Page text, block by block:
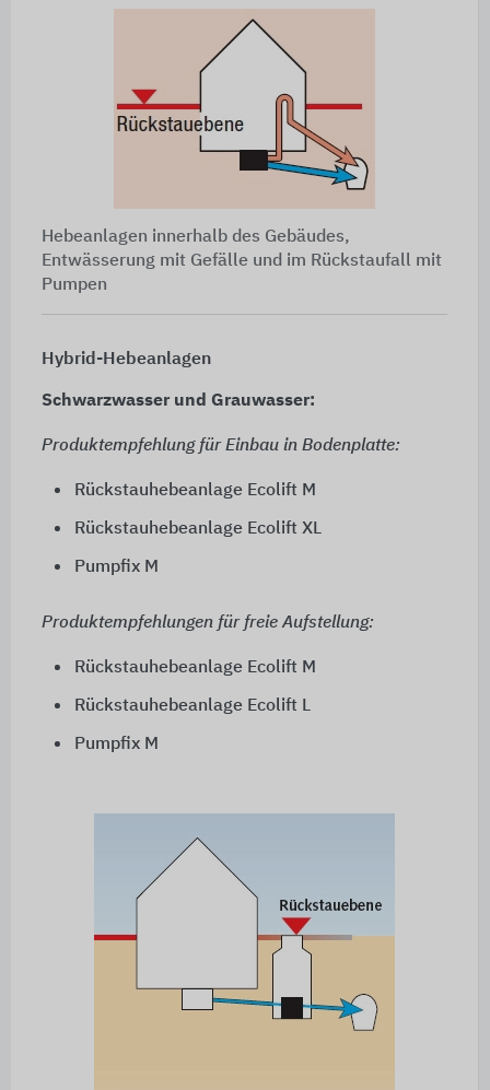
Hebeanlagen innerhalb des Gebäudes,
Entwässerung mit Gefälle und im Rückstaufall mit
Pumpen
Hybrid-Hebeanlagen
Schwarzwasser und Grauwasser:
Produktempfehlung für Einbau in Bodenplatte:
Rückstauhebeanlage Ecolift M
Rückstauhebeanlage Ecolift XL
Pumpfix M
Produktempfehlungen für freie Aufstellung:
Rückstauhebeanlage Ecolift M
Rückstauhebeanlage Ecolift L
Pumpfix M